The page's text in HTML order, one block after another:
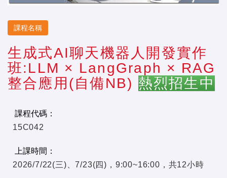
課程名稱
生成式AI聊天機器人開發實作
班:LLM × LangGraph × RAG
整合應用(自備NB) 熱烈招生中
課程代碼：
15C042
上課時間：
2026/7/22(三)、7/23(四)，9:00~16:00，共12小時